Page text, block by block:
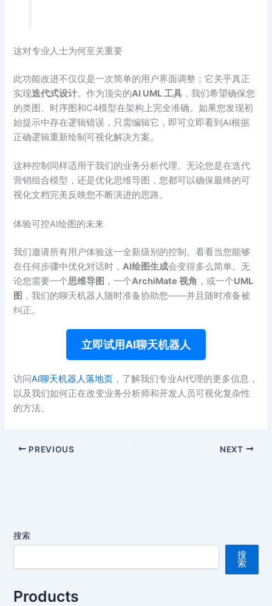
这对专业人士为何至关重要
此功能改进不仅仅是一次简单的用户界面调整；它关乎真正
实现迭代式设计。作为顶尖的AI UML 工具 ，我们希望确保您
的类图、时序图和C4模型在架构上完全准确。如果您发现初
始提示中存在逻辑错误，只需编辑它，即可立即看到AI根据
正确逻辑重新绘制可视化解决方案。
这种控制同样适用于我们的业务分析代理。无论您是在迭代
营销组合模型，还是优化思维导图，您都可以确保最终的可
视化文档完美反映您不断演进的思路。
体验可控AI绘图的未来
我们邀请所有用户体验这一全新级别的控制。看看当您能够
在任何步骤中优化对话时，AI绘图生成会变得多么简单。无
论您需要一个思维导图 ，一个ArchiMate 视角 ，或一个UML
图 ，我们的聊天机器人随时准备协助您——并且随时准备被
纠正。
立即试用AI聊天机器人
访问AI聊天机器人落地页 ，了解我们专业AI代理的更多信息，
以及我们如何正在改变业务分析师和开发人员可视化复杂性
的方法。
PREVIOUS NEXT
搜索
搜
索
Products